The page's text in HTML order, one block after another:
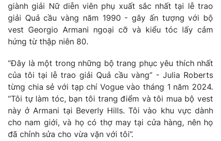
giành giải Nữ diễn viên phụ xuất sắc nhất tại lễ trao
giải Quả cầu vàng năm 1990 - gây ấn tượng với bộ
vest Georgio Armani ngoại cỡ và kiểu tóc lấy cảm
hứng từ thập niên 80.
“Đây là một trong những bộ trang phục yêu thích nhất
của tôi tại lễ trao giải Quả cầu vàng” - Julia Roberts
từng chia sẻ với tạp chí Vogue vào tháng 1 năm 2024.
“Tôi tự làm tóc, bạn tôi trang điểm và tôi mua bộ vest
này ở Armani tại Beverly Hills. Tôi vào khu vực dành
cho nam giới, và họ có thợ may tại cửa hàng, nên họ
đã chỉnh sửa cho vừa vặn với tôi”.